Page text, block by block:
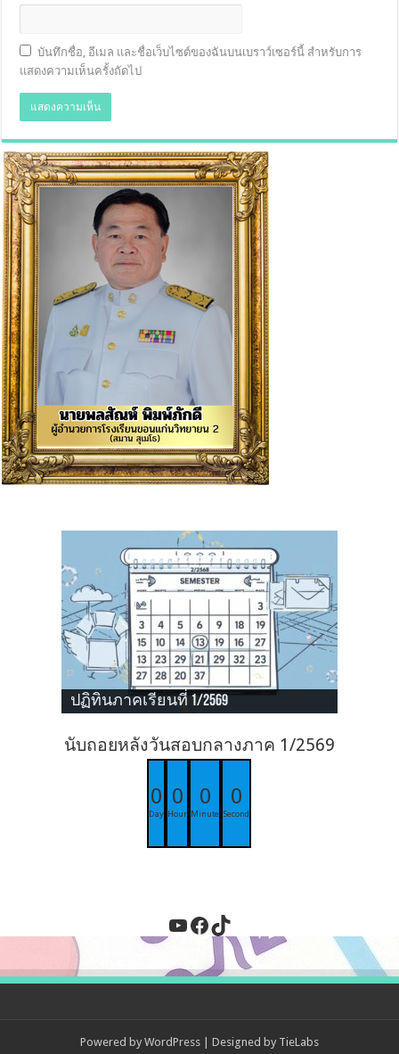
บันทึกชื่อ, อีเมล และชื่อเว็บไซต์ของฉันบนเบราว์เซอร์นี้ สำหรับการ
แสดงความเห็นครั้งถัดไป
ปฏิทินภาคเรียนที่ 1/2569
นับถอยหลังวันสอบกลางภาค 1/2569
0
Day
0
Hour
0
Minute
0
Second
YouTube
Facebook
TikTok
Powered by WordPress | Designed by TieLabs